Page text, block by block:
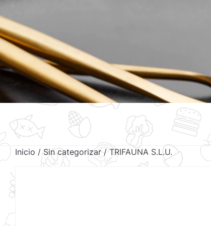
Inicio /Sin categorizar/ TRIFAUNA S.L.U.